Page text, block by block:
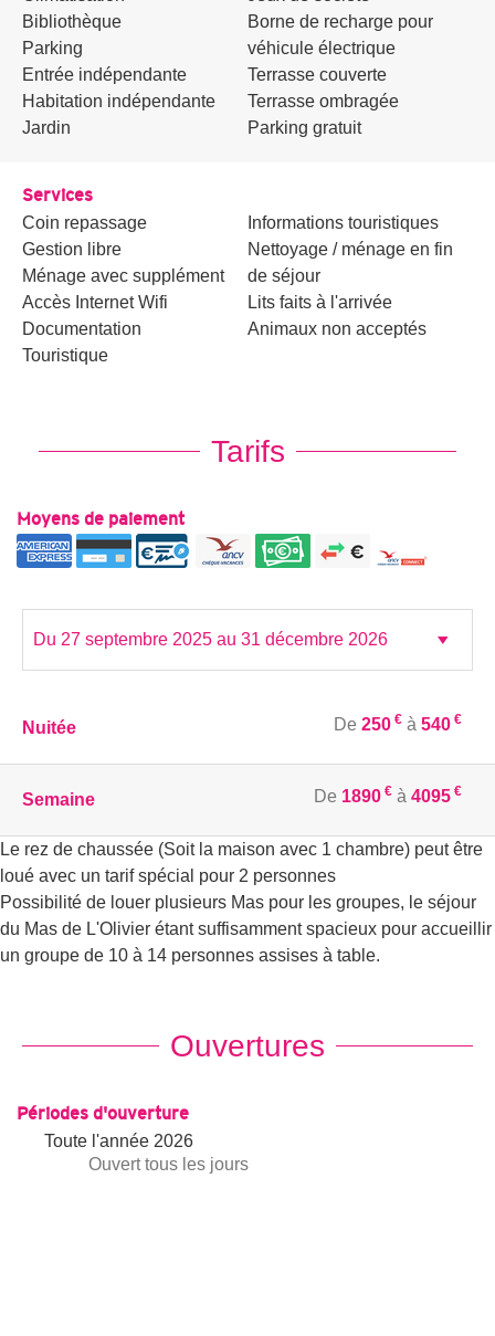
Bibliothèque
Parking
Entrée indépendante
Habitation indépendante
Jardin
Borne de recharge pour
véhicule électrique
Terrasse couverte
Terrasse ombragée
Parking gratuit
Services
Coin repassage
Gestion libre
Ménage avec supplément
Accès Internet Wifi
Documentation
Touristique
Informations touristiques
Nettoyage / ménage en fin
de séjour
Lits faits à l'arrivée
Animaux non acceptés
Tarifs
Moyens de paiement
Nuitée De 250 € à 540 €
Semaine De 1890 € à 4095 €
Le rez de chaussée (Soit la maison avec 1 chambre) peut être
loué avec un tarif spécial pour 2 personnes
Possibilité de louer plusieurs Mas pour les groupes, le séjour
du Mas de L'Olivier étant suffisamment spacieux pour accueillir
un groupe de 10 à 14 personnes assises à table.
Ouvertures
Périodes d'ouverture
Toute l'année 2026
Ouverttous les jours